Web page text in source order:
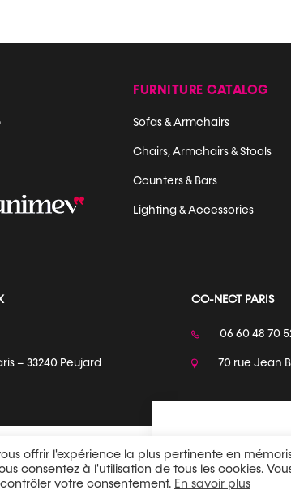
FURNITURE CATALOG
Sofas & Armchairs
Chairs, Armchairs & Stools
Counters & Bars
Lighting & Accessories
– 33240 Peujard
CO-NECT PARIS
06 60 48 70
70 rue Jean
policy Terms of Sales
offrir l'expérience la plus pertinente en
consentez à l'utilisation de tous les cookies.
votre consentement. En savoir plus